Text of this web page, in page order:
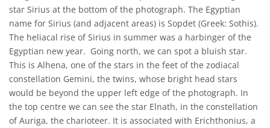
star Sirius at the bottom of the photograph. The Egyptian
name for Sirius (and adjacent areas) is Sopdet (Greek: Sothis).
The heliacal rise of Sirius in summer was a harbinger of the
Egyptian new year. Going north, we can spot a bluish star.
This is Alhena, one of the stars in the feet of the zodiacal
constellation Gemini, the twins, whose bright head stars
would be beyond the upper left edge of the photograph. In
the top centre we can see the star Elnath, in the constellation
of Auriga, the charioteer. It is associated with Erichthonius, a